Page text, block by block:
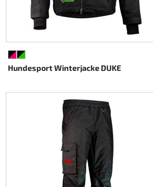
Hundesport Winterjacke DUKE
SCHWARZ/PINK
SCHWARZ/GRÜN